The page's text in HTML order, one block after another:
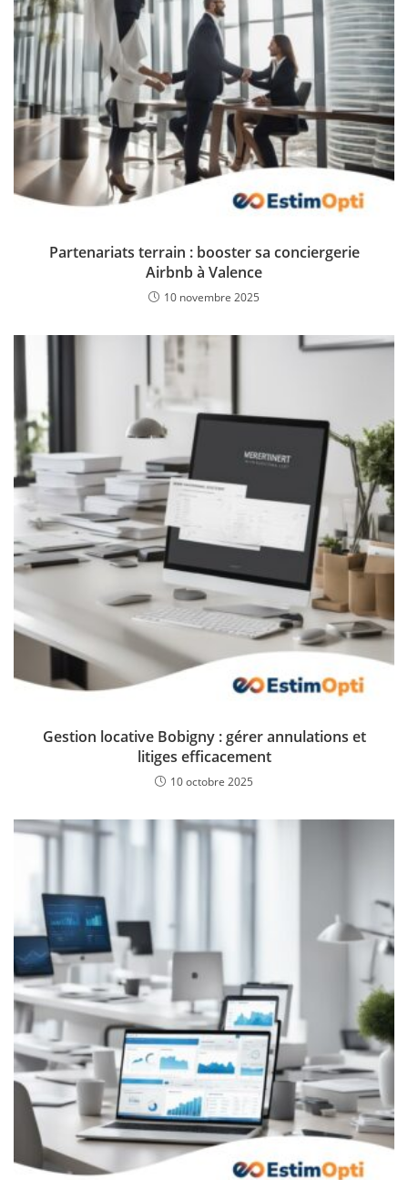
Partenariats terrain : booster sa conciergerie
Airbnb à Valence
10 novembre 2025
Gestion locative Bobigny : gérer annulations et
litiges efficacement
10 octobre 2025